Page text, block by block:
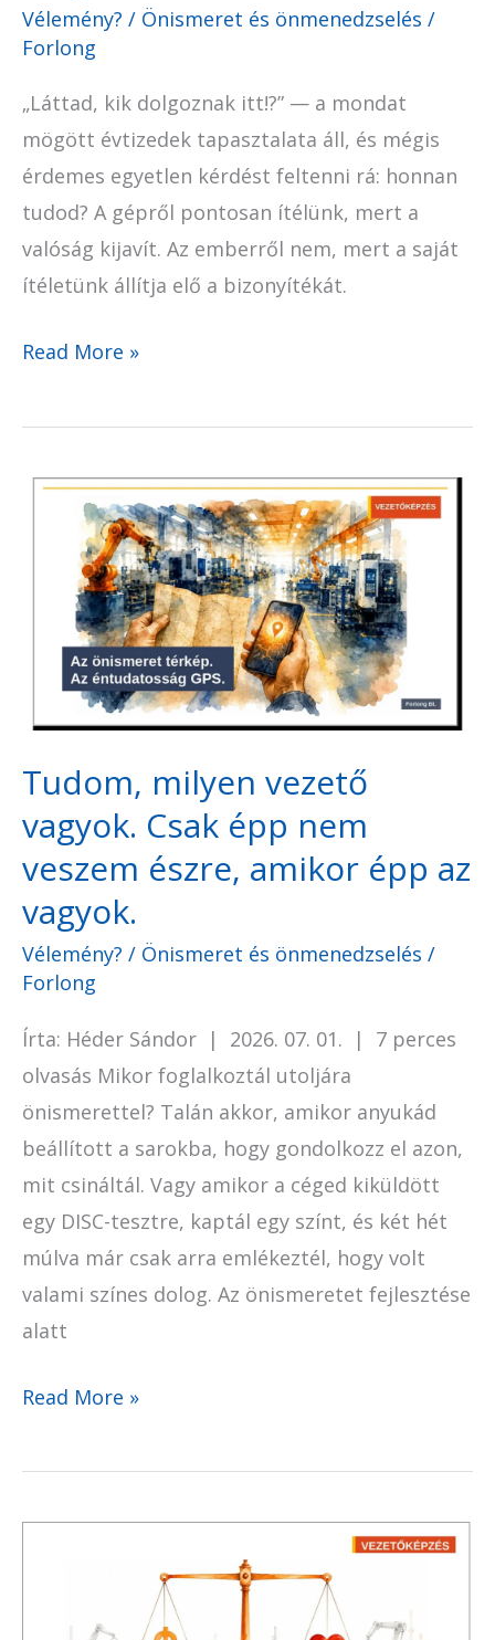
Vélemény? / Önismeret és önmenedzselés /
Forlong
„Láttad, kik dolgoznak itt!?” — a mondat
mögött évtizedek tapasztalata áll, és mégis
érdemes egyetlen kérdést feltenni rá: honnan
tudod? A gépről pontosan ítélünk, mert a
valóság kijavít. Az emberről nem, mert a saját
ítéletünk állítja elő a bizonyítékát.
Read More »
Tudom, milyen vezető
vagyok. Csak épp nem
veszem észre, amikor épp az
vagyok.
Vélemény? / Önismeret és önmenedzselés /
Forlong
Írta: Héder Sándor | 2026. 07. 01. | 7 perces
olvasás Mikor foglalkoztál utoljára
önismerettel? Talán akkor, amikor anyukád
beállított a sarokba, hogy gondolkozz el azon,
mit csináltál. Vagy amikor a céged kiküldött
egy DISC-tesztre, kaptál egy színt, és két hét
múlva már csak arra emlékeztél, hogy volt
valami színes dolog. Az önismeretet fejlesztése
alatt
Tudom,
vezető
vagyok.
észre,
amikor
épp
vagyok.
Read More »